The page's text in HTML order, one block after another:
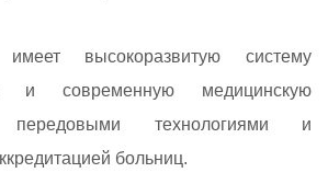
высокоразвитую систему
и современную медицинскую
технологиями и
больниц.